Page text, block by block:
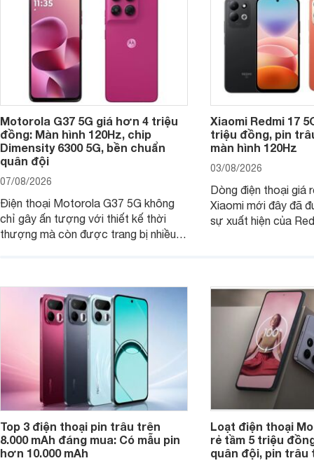
Motorola G37 5G giá hơn 4 triệu
đồng: Màn hình 120Hz, chip
Dimensity 6300 5G, bền chuẩn
quân đội
07/08/2026
Điện thoại Motorola G37 5G không
chỉ gây ấn tượng với thiết kế thời
thượng mà còn được trang bị nhiều
Xiaomi Redmi 17
triệu đồng, pin
màn hình 120Hz
03/08/2026
Dòng điện thoại giá
Xiaomi mới đây đã
sự xuất hiện của
Top 3 điện thoại pin trâu trên
8.000 mAh đáng mua: Có mẫu pin
hơn 10.000 mAh
Loạt điện thoại
rẻ tầm 5 triệu
quân đội, pin trâu